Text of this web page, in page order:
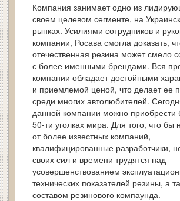
Компания занимает одно из
своем целевом сегменте, на
рынках. Усилиями сотрудников и
компании, Росава смогла доказать,
отечественная резина может смело
с более именными брендами. Вся
компании обладает достойными
и приемлемой ценой, что делает ее
среди многих автолюбителей.
данной компании можно
50-ти уголках мира. Для того, что бы
от более известных компаний,
квалифицированные разработчики,
своих сил и времени трудятся над
усовершенствованием
технических показателей резины, а
составом резинового компаунда.